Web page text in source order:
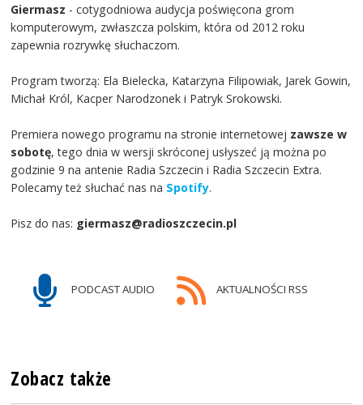
Giermasz - cotygodniowa audycja poświęcona grom
komputerowym, zwłaszcza polskim, która od 2012 roku
zapewnia rozrywkę słuchaczom.
Program tworzą: Ela Bielecka, Katarzyna Filipowiak, Jarek Gowin,
Michał Król, Kacper Narodzonek i Patryk Srokowski.
Premiera nowego programu na stronie internetowej zawsze w
sobotę, tego dnia w wersji skróconej usłyszeć ją można po
godzinie 9 na antenie Radia Szczecin i Radia Szczecin Extra.
Polecamy też słuchać nas na Spotify.
Pisz do nas: giermasz@radioszczecin.pl
PODCAST AUDIO AKTUALNOŚCI RSS
Zobacz także